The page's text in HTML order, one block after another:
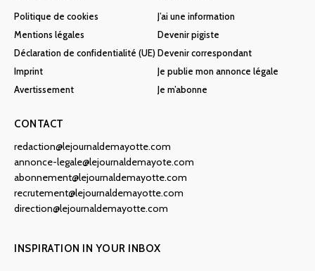
Politique de cookies
Mentions légales
Déclaration de confidentialité (UE)
Imprint
Avertissement
J’ai une information
Devenir pigiste
Devenir correspondant
Je publie mon annonce légale
Je m’abonne
CONTACT
redaction@lejournaldemayotte.com
annonce-legale@lejournaldemayote.com
abonnement@lejournaldemayotte.com
recrutement@lejournaldemayotte.com
direction@lejournaldemayotte.com
INSPIRATION IN YOUR INBOX